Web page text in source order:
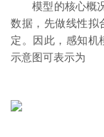
模型的核心概况
数据，先做线性拟
定。因此，感知机
示意图可表示为